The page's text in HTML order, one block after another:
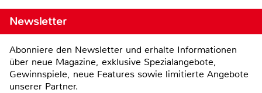
Newsletter
Abonniere den Newsletter und erhalte Informationen
über neue Magazine, exklusive Spezialangebote,
Gewinnspiele, neue Features sowie limitierte Angebote
unserer Partner.